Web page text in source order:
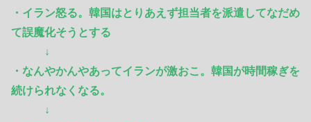
・イラン怒る。韓国はとりあえず担当者を派遣してなだめ
て誤魔化そうとする
↓
・なんやかんやあってイランが激おこ。韓国が時間稼ぎを
続けられなくなる。
↓